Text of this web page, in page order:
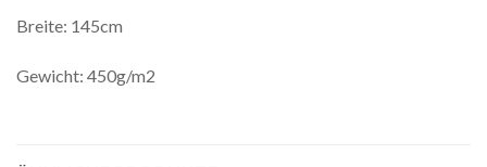
Breite: 145cm
Gewicht: 450g/m2